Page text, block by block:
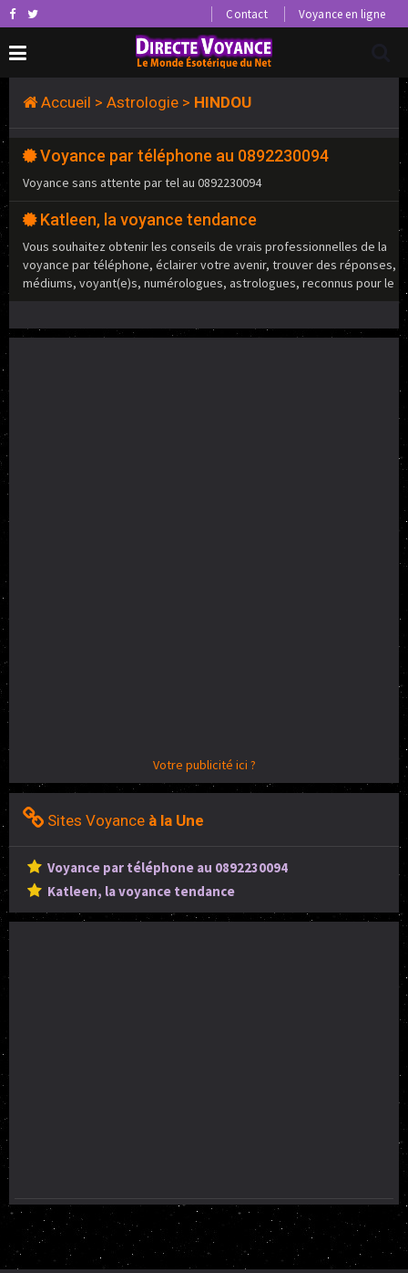
Contact Voyance en ligne
Accueil > Astrologie > HINDOU
Voyance par téléphone au 0892230094
Voyance sans attente par tel au 0892230094
Katleen, la voyance tendance
Vous souhaitez obtenir les conseils de vrais professionnelles de la
voyance par téléphone, éclairer votre avenir, trouver des réponses,
médiums, voyant(e)s, numérologues, astrologues, reconnus pour le
Votre publicité ici ?
Sites Voyance à la Une
Voyance par téléphone au 0892230094
Katleen, la voyance tendance